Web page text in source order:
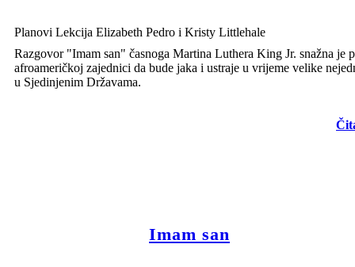
Planovi Lekcija Elizabeth Pedro i Kristy Littlehale
Razgovor "Imam san" časnoga Martina Luthera King Jr. snažna je
afroameričkoj zajednici da bude jaka i ustraje u vrijeme velike
u Sjedinjenim Državama.
Imam san